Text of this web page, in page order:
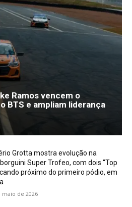
Ramos vencem o
BTS e ampliam liderança
Grotta mostra evolução na
Super Trofeo, com dois “Top
próximo do primeiro pódio, em
maio de 2026